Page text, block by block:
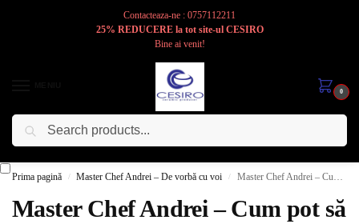
Contacteaza-ne : 0757112211
25% REDUCERE la tot site-ul CESIRO
Bine ai venit!
0
Cesiro
Prima pagină / Master Chef Andrei – De vorbă cu voi / Master Chef Andrei – Cum pot să gătesc un ghiveci consistent și hrănitor cu legume de sezon?
Master Chef Andrei – Cum pot să